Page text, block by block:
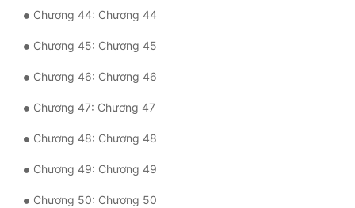
Tính Cách Nhân Vật :
Cơ Trí
Sát Phạt Quyết Đoán
Vô Sỉ
Chương 44: Chương 44
Chương 45: Chương 45
Chương 46: Chương 46
Chương 47: Chương 47
Chương 48: Chương 48
Chương 49: Chương 49
Chương 50: Chương 50